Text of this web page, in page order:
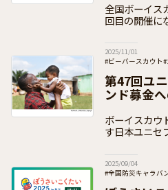
全国ボーイス
回目の開催になります。
さを知り、ま
2025/11/01
#ビーバースカウト
#ベンチャースカウト
#日本連盟事業（通
第47回ユ
ンド募金
ボーイスカウ
す日本ユニセ
ユニセフ ハ
2025/09/04
#全国防災キャラバ
#日本連盟事業（通